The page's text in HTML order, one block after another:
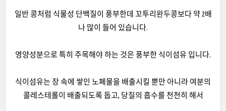
일반 콩처럼 식물성 단백질이 풍부한데 꼬투리완두콩보다 약 2배
나 많이 들어 있습니다.
영양성분으로 특히 주목해야 하는 것은 풍부한 식이섬유 입니다.
식이섬유는 장 속에 쌓인 노폐물을 배출시킬 뿐만 아니라 여분의
콜레스테롤이 배출되도록 돕고, 당질의 흡수를 천천히 해서